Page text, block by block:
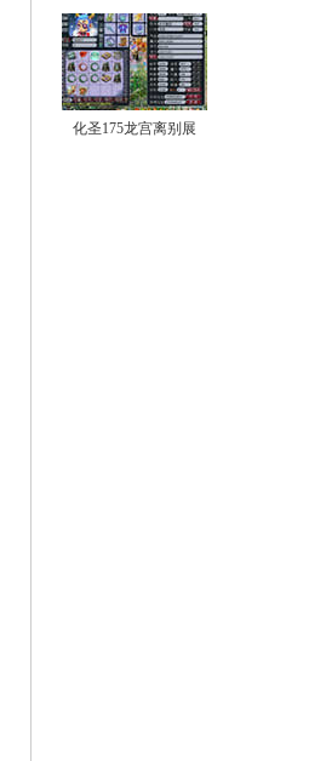
化圣175龙宫离别展